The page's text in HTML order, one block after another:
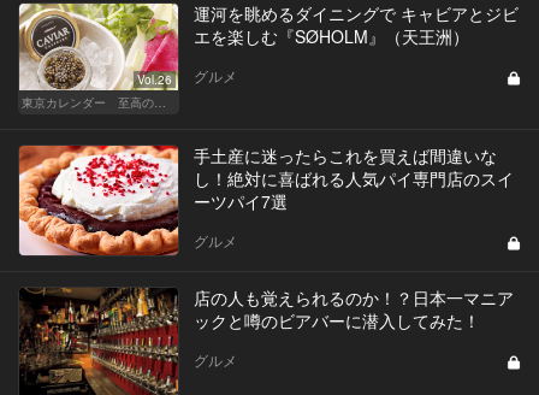
Vol.26
東京カレンダー 至高の名店シリーズ
運河を眺めるダイニングで キャビアとジビ
エを楽しむ『SØHOLM』（天王洲）
グルメ
手土産に迷ったらこれを買えば間違いな
し！絶対に喜ばれる人気パイ専門店のスイ
ーツパイ7選
グルメ
店の人も覚えられるのか！？日本一マニア
ックと噂のビアバーに潜入してみた！
グルメ